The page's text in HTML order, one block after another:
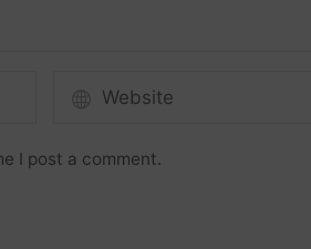
I post a comment.